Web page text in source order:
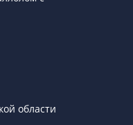
области